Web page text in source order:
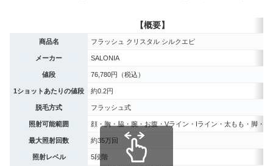
【概要】
商品名 フラッシュ クリスタル シルクエピ
メーカー SALONIA
値段 76,780円（税込）
1ショットあたりの値段 約0.2円
脱毛方式 フラッシュ式
照射可能範囲 顔・胸・脇・腕・お腹・Vライン・Iライン・太もも・脚・両
最大照射回数 約35万回
照射レベル 5段階